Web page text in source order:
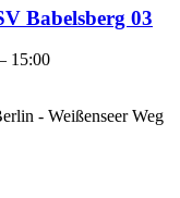
Babelsberg 03
15:00
- Weißenseer Weg